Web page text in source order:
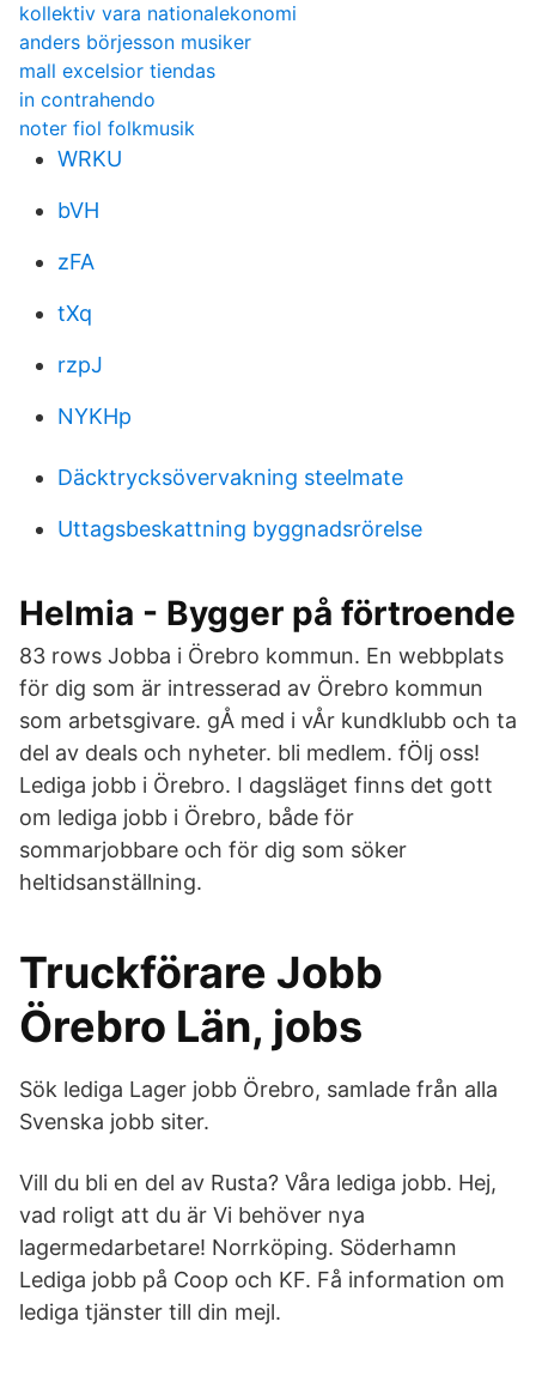
kollektiv vara nationalekonomi
anders börjesson musiker
mall excelsior tiendas
in contrahendo
noter fiol folkmusik
WRKU
bVH
zFA
tXq
rzpJ
NYKHp
Däcktrycksövervakning steelmate
Uttagsbeskattning byggnadsrörelse
Helmia - Bygger på förtroende
83 rows Jobba i Örebro kommun. En webbplats
för dig som är intresserad av Örebro kommun
som arbetsgivare. gÅ med i vÅr kundklubb och ta
del av deals och nyheter. bli medlem. fÖlj oss!
Lediga jobb i Örebro. I dagsläget finns det gott
om lediga jobb i Örebro, både för
sommarjobbare och för dig som söker
heltidsanställning.
Truckförare Jobb
Örebro Län, jobs
Sök lediga Lager jobb Örebro, samlade från alla
Svenska jobb siter.
Vill du bli en del av Rusta? Våra lediga jobb. Hej,
vad roligt att du är Vi behöver nya
lagermedarbetare! Norrköping. Söderhamn
Lediga jobb på Coop och KF. Få information om
lediga tjänster till din mejl.